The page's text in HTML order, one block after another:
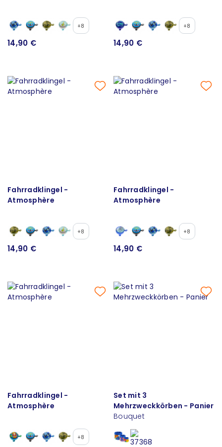
+8
14,90 €
+8
14,90 €
Fahrradklingel -
Atmosphère
+8
14,90 €
Fahrradklingel -
Atmosphère
+8
14,90 €
Fahrradklingel -
Atmosphère
+8
Set mit 3
Mehrzweckkörben - Panier
Bouquet